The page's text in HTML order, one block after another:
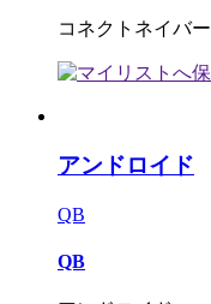
コネクトネイバー
アンドロイド
QB
QB